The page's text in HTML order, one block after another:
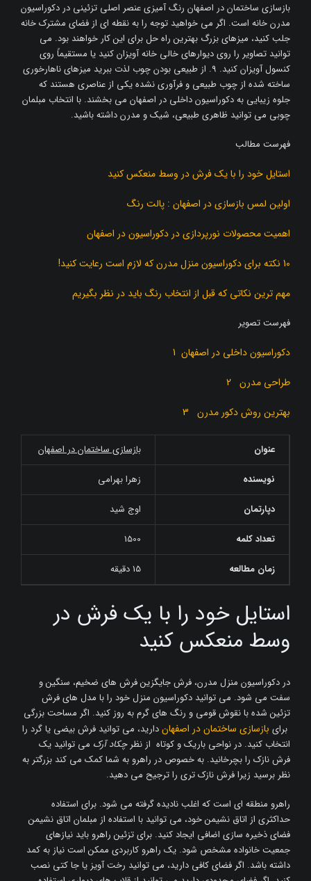
بازسازی ساختمان در اصفهان رنگ آمیزی عنصر اصلی تزئینی در دکوراسیون
مدرن خانه است. اگر می خواهید توجه را به نقطه ای از فضای مشترک خانه
جلب کنید، میزهای بزرگ بهترین راه حل برای این کار خواهند بود. می
توانید تصاویر را روی دیوارهای خالی خانه آویزان کنید یا مستقیماً روی
کنسول آویزان کنید. 9. از طبیعی بودن چوب لذت ببرید میزهای ناهارخوری
ساخته شده از چوب طبیعی و فرآوری نشده یکی از عناصری هستند که
جلوه زیبایی به دکوراسیون داخلی در اصفهان می بخشند. با انتخاب مبلمان
چوبی می توانید ظاهری طبیعی، شیک و مدرن داشته باشید.
فهرست مطالب
استایل خود را با یک فرش در وسط منعکس کنید
اولین لمس بازسازی در اصفهان : پالت رنگ
اهمیت محصولات نورپردازی در دکوراسیون در اصفهان
10 نکته برای دکوراسیون منزل مدرن که لازم است رعایت کنید!
مهم ترین نکاتی که قبل از انتخاب رنگ باید در نظر بگیریم
فهرست تصویر
دکوراسیون داخلی در اصفهان 1
طراحی مدرن 2
بهترین روش دکور مدرن 3
عنوان بازسازی ساختمان در اصفهان
نویسنده زهرا بهرامی
دپارتمان اوج شید
تعداد کلمه 1500
زمان مطالعه 15 دقیقه
استایل خود را با یک فرش در
وسط منعکس کنید
در دکوراسیون منزل مدرن، فرش جایگزین فرش های ضخیم، سنگین و
سفت می شود. می توانید دکوراسیون منزل خود را با مدل های فرش
تزئین شده با نقوش قومی و رنگ های گرم به روز کنید. اگر مساحت بزرگی
برای بازسازی ساختمان در اصفهاندارید، می توانید فرش بیضی یا گرد را
انتخاب کنید. در نواحی باریک و کوتاه از نظرچکاد آرک می توانید یک
فرش نازک را بچرخانید. به خصوص در راهرو به شما کمک می کند بزرگتر به
نظر برسید زیرا فرش نازک تری را ترجیح می دهید.
راهرو منطقه ای است که اغلب نادیده گرفته می شود. برای استفاده
حداکثری از اتاق نشیمن خود، می توانید با استفاده از مبلمان اتاق نشیمن
فضای ذخیره سازی اضافی ایجاد کنید. برای تزئین راهرو باید نیازهای
جمعیت خانواده مشخص شود. یک راهرو کاربردی ممکن است نیاز به کمد
داشته باشد. اگر فضای کافی دارید، می توانید رخت آویز یا جا کتی نصب